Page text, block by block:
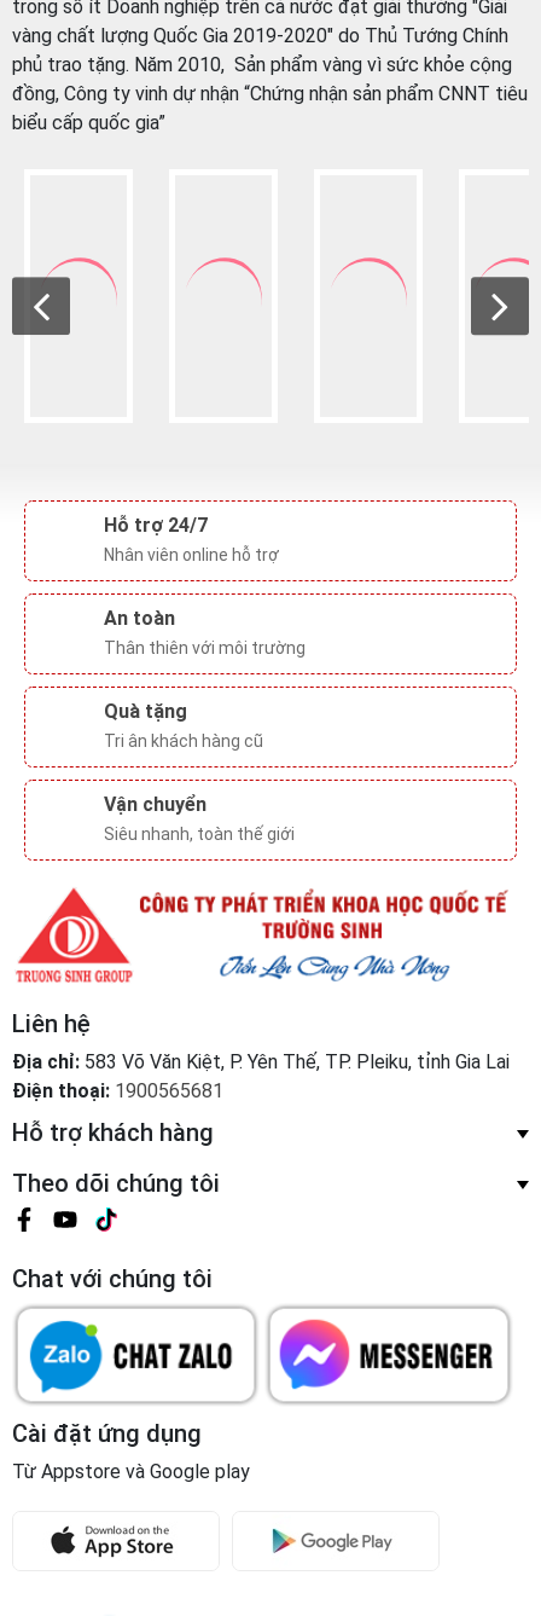
đồng, Công ty vinh dự nhận “Chứng nhận sản phẩm CNNT tiêu
biểu cấp quốc gia”
An toàn
Thân thiên với môi trường
Vận chuyển
Siêu nhanh, toàn thế giới
Liên hệ
Địa chỉ:583 Võ Văn Kiệt, P. Yên Thế, TP. Pleiku, tỉnh Gia Lai
Điện thoại:
Hỗ trợ khách hàng
Theo dõi chúng tôi
Chat với chúng tôi
Cài đặt ứng dụng
Từ Appstore và Google play